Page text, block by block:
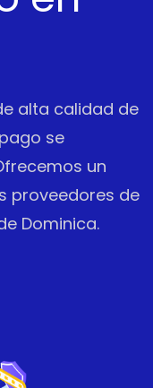
alta calidad de
se
un
proveedores de
Dominica.